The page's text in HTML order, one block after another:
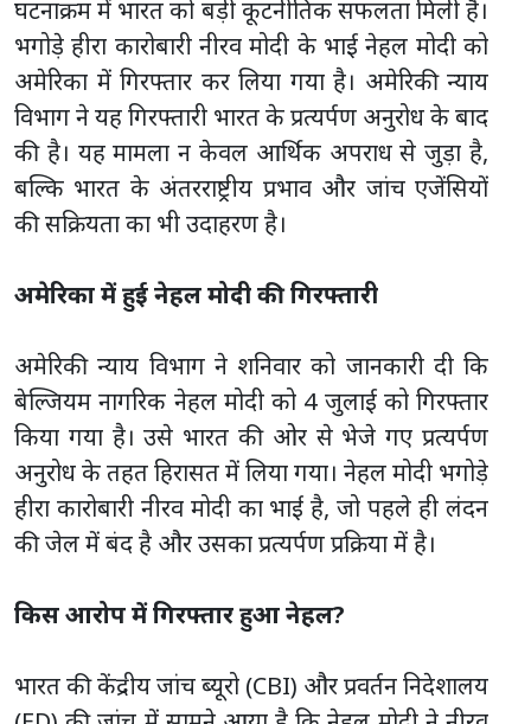
घटनाक्रम में भारत को बड़ी कूटनीतिक सफलता मिली है।
भगोड़े हीरा कारोबारी नीरव मोदी के भाई नेहल मोदी को
अमेरिका में गिरफ्तार कर लिया गया है। अमेरिकी न्याय
विभाग ने यह गिरफ्तारी भारत के प्रत्यर्पण अनुरोध के बाद
की है। यह मामला न केवल आर्थिक अपराध से जुड़ा है,
बल्कि भारत के अंतरराष्ट्रीय प्रभाव और जांच एजेंसियों
की सक्रियता का भी उदाहरण है।
अमेरिका में हुई नेहल मोदी की गिरफ्तारी
अमेरिकी न्याय विभाग ने शनिवार को जानकारी दी कि
बेल्जियम नागरिक नेहल मोदी को 4 जुलाई को गिरफ्तार
किया गया है। उसे भारत की ओर से भेजे गए प्रत्यर्पण
अनुरोध के तहत हिरासत में लिया गया। नेहल मोदी भगोड़े
हीरा कारोबारी नीरव मोदी का भाई है, जो पहले ही लंदन
की जेल में बंद है और उसका प्रत्यर्पण प्रक्रिया में है।
किस आरोप में गिरफ्तार हुआ नेहल?
भारत की केंद्रीय जांच ब्यूरो (CBI) और प्रवर्तन निदेशालय